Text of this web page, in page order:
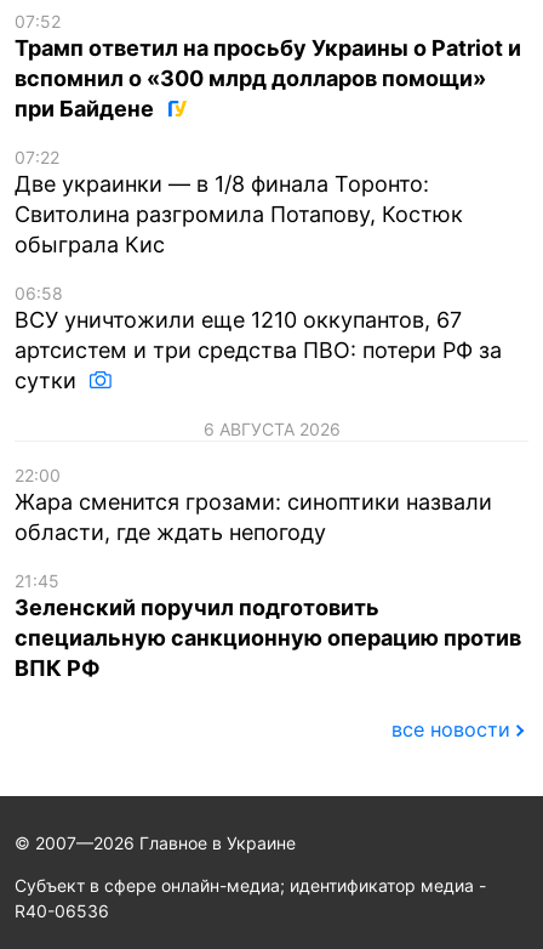
07:52
Трамп ответил на просьбу Украины о Patriot и
вспомнил о «300 млрд долларов помощи»
при Байдене
07:22
Две украинки — в 1/8 финала Торонто:
Свитолина разгромила Потапову, Костюк
обыграла Кис
06:58
ВСУ уничтожили еще 1210 оккупантов, 67
артсистем и три средства ПВО: потери РФ за
сутки
6 АВГУСТА 2026
22:00
Жара сменится грозами: синоптики назвали
области, где ждать непогоду
21:45
Зеленский поручил подготовить
специальную санкционную операцию против
ВПК РФ
все новости
© 2007—2026 Главное в Украине
Субъект в сфере онлайн-медиа; идентификатор медиа -
R40-06536